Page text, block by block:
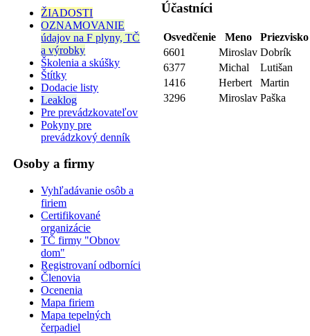
ŽIADOSTI
OZNAMOVANIE
údajov na F plyny, TČ
a výrobky
Školenia a skúšky
Štítky
Dodacie listy
Leaklog
Pre prevádzkovateľov
Pokyny pre
prevádzkový denník
Osoby a firmy
Vyhľadávanie osôb a
firiem
Certifikované
organizácie
TČ firmy "Obnov
dom"
Registrovaní odborníci
Členovia
Ocenenia
Mapa firiem
Mapa tepelných
čerpadiel
Účastníci
Osvedčenie Meno
Priezvisko
6601
Miroslav Dobrík
6377
Michal
Lutišan
1416
Herbert
Martin
3296
Miroslav Paška